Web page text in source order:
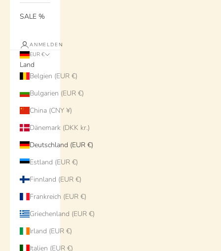
SALE %
ANMELDEN
EUR €
Land
Belgien (EUR €)
Bulgarien (EUR €)
China (CNY ¥)
Dänemark (DKK kr.)
Deutschland (EUR €)
Estland (EUR €)
Finnland (EUR €)
Frankreich (EUR €)
Griechenland (EUR €)
Irland (EUR €)
Italien (EUR €)